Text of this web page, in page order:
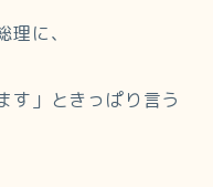
に、
す」ときっぱり言う